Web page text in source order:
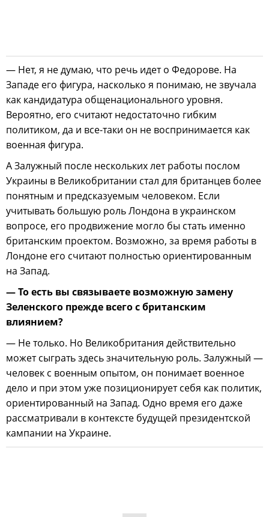
— Нет, я не думаю, что речь идет о Федорове. На
Западе его фигура, насколько я понимаю, не звучала
как кандидатура общенационального уровня.
Вероятно, его считают недостаточно гибким
политиком, да и все-таки он не воспринимается как
военная фигура.
А Залужный после нескольких лет работы послом
Украины в Великобритании стал для британцев более
понятным и предсказуемым человеком. Если
учитывать большую роль Лондона в украинском
вопросе, его продвижение могло бы стать именно
британским проектом. Возможно, за время работы в
Лондоне его считают полностью ориентированным
на Запад.
— То есть вы связываете возможную замену
Зеленского прежде всего с британским
влиянием?
— Не только. Но Великобритания действительно
может сыграть здесь значительную роль. Залужный —
человек с военным опытом, он понимает военное
дело и при этом уже позиционирует себя как политик,
ориентированный на Запад. Одно время его даже
рассматривали в контексте будущей президентской
кампании на Украине.